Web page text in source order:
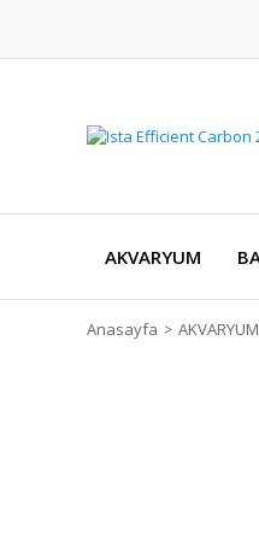
AKVARYUM
Anasayfa AKVARYUM